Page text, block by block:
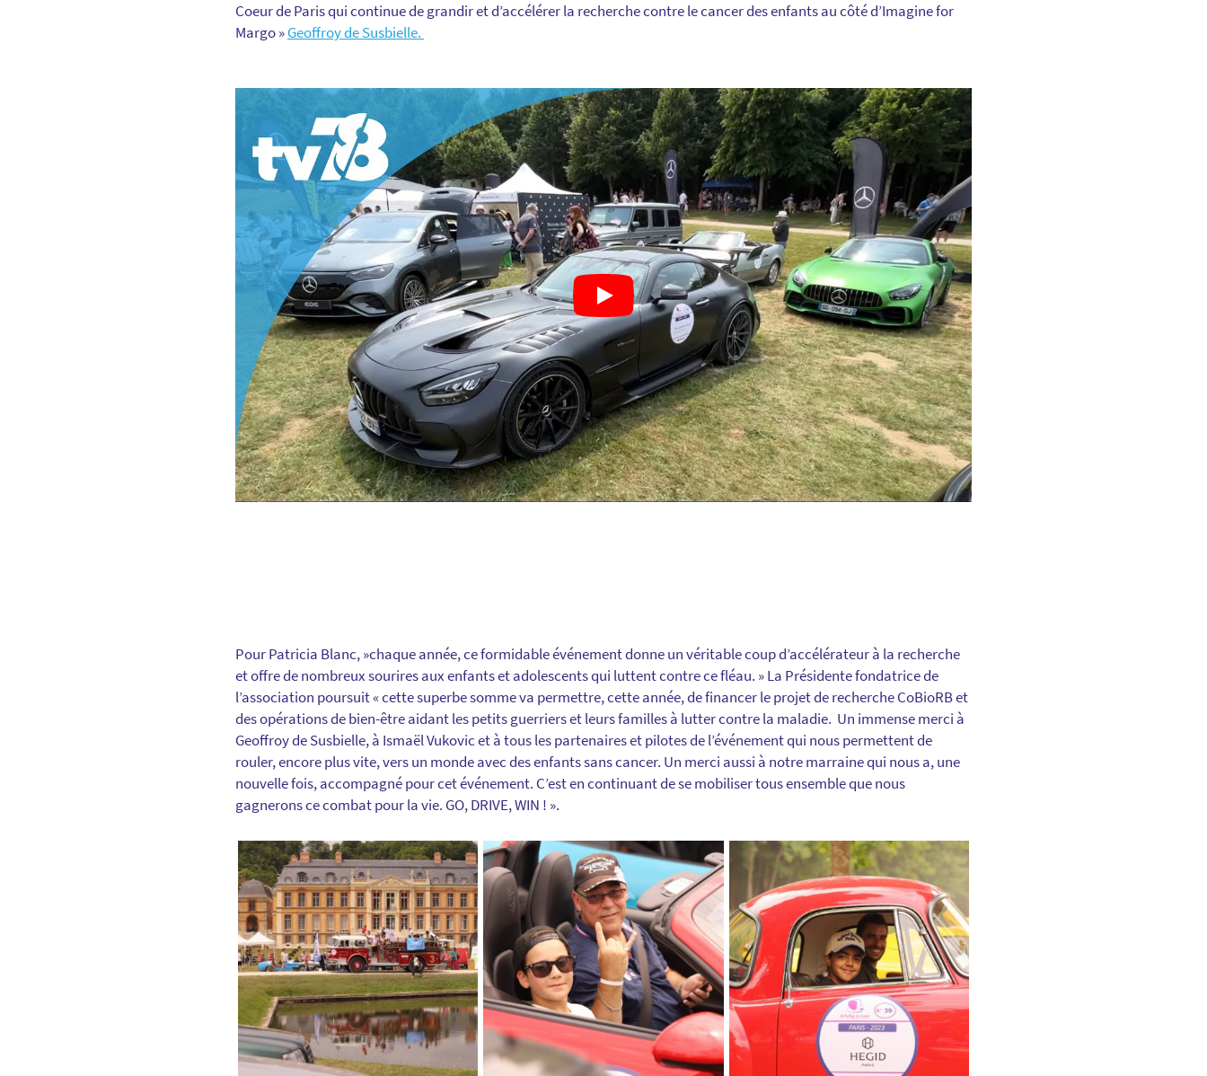
Coeur de Paris qui continue de grandir et d’accélérer la recherche contre le cancer des enfants au côté d’Imagine for
Margo »Geoffroy de Susbielle.
Pour Patricia Blanc, »chaque année, ce formidable événement donne un véritable coup d’accélérateur à la recherche
et offre de nombreux sourires aux enfants et adolescents qui luttent contre ce fléau. » La Présidente fondatrice de
l’association poursuit « cette superbe somme va permettre, cette année, de financer le projet de recherche CoBioRB et
des opérations de bien-être aidant les petits guerriers et leurs familles à lutter contre la maladie. Un immense merci à
Geoffroy de Susbielle, à Ismaël Vukovic et à tous les partenaires et pilotes de l’événement qui nous permettent de
rouler, encore plus vite, vers un monde avec des enfants sans cancer. Un merci aussi à notre marraine qui nous a, une
nouvelle fois, accompagné pour cet événement. C’est en continuant de se mobilisertousensemble que nous
gagnerons ce combat pour la vie. GO, DRIVE, WIN ! ».